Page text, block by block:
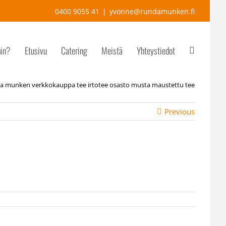
0400 9055 41 | yvonne@rundamunken.fi
Etusivu Catering Meistä Yhteystiedot
munken verkkokauppa tee irtotee osasto musta maustettu tee
Previous